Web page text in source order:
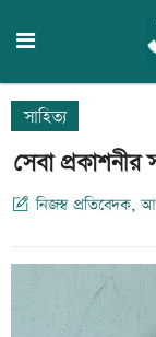
সাহিত্য
সেবা প্রকাশনীর
নিজস্ব প্রতিবেদক,